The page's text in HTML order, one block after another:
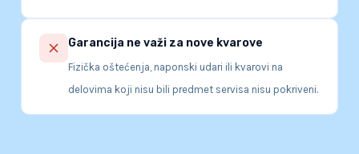
Garancija ne važi za nove kvarove
Fizička oštećenja, naponski udari ili kvarovi na
delovima koji nisu bili predmet servisa nisu pokriveni.